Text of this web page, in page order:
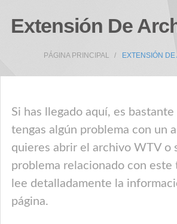
Extensión De
PÁGINA PRINCIPAL EXTENSIÓN
Si has llegado aquí, es
tengas algún problema con un
quieres abrir el archivo WTV o
problema relacionado con este
lee detalladamente la
página.